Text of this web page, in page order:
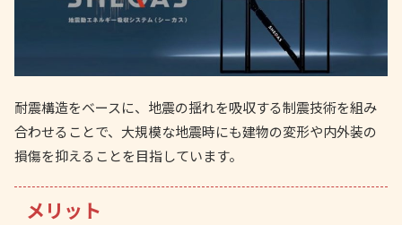
耐震構造をベースに、地震の揺れを吸収する制震技術を組み
合わせることで、大規模な地震時にも建物の変形や内外装の
損傷を抑えることを目指しています。
メリット